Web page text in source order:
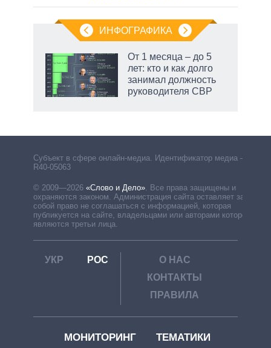
ИНФОГРАФИКА
От 1 месяца – до 5
лет: кто и как долго
занимал должность
руководителя СВР
Субъект в сфере онлайн-медиа. Идентификатор медиа –
R40-05063
© 2009—2026 «Слово и Дело»
Все права защищены и
охраняются законом. Администрация сайта оставляет за
собой право не соглашаться с информацией, которая
публикуется на сайте, владельцами или авторами которой
являются третьи лица.
УКР РОС
О НАС
КОНТАКТЫ
ПРАВИЛА
МОНИТОРИНГ ТЕМАТИКИ